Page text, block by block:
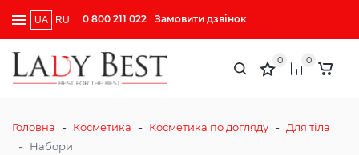
UA RU 0 800 211 022 Замовити дзвінок
0 0
Головна - Косметика - Косметика по догляду - Для тіла
- Набори